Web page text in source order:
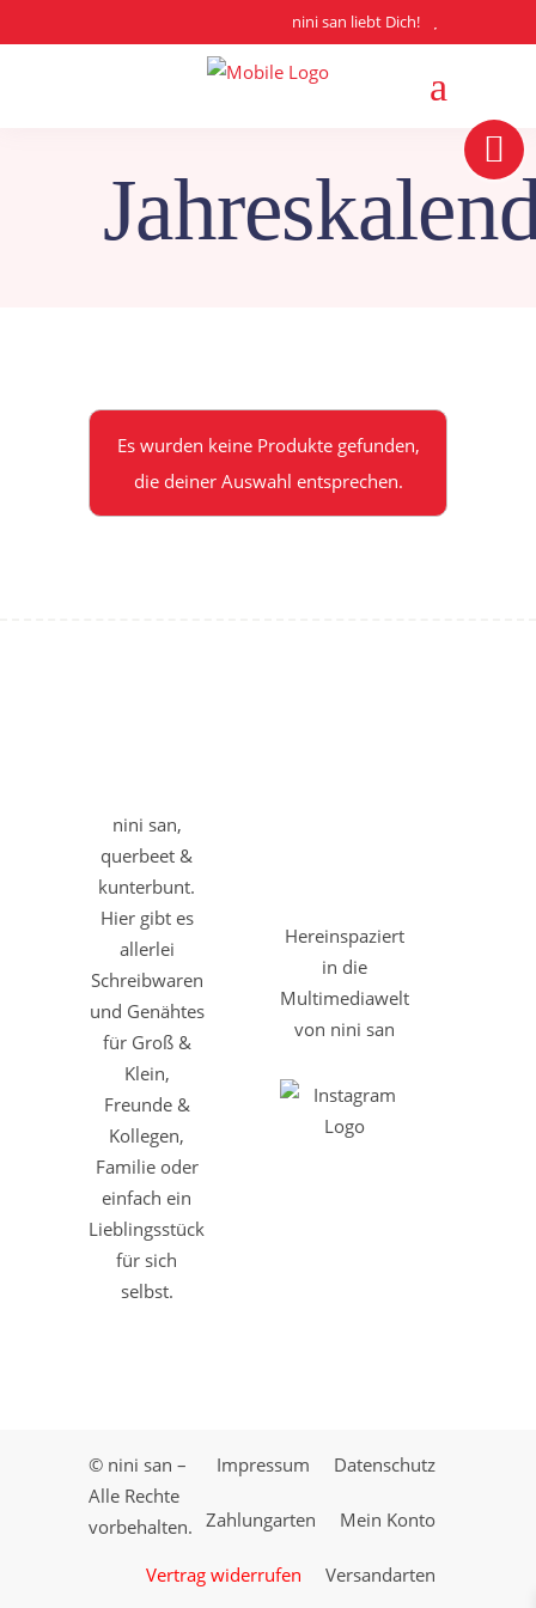
nini san liebt Dich!
Es wurden keine Produkte gefunden,
die deiner Auswahl entsprechen.
nini san,
querbeet &
kunterbunt.
Hier gibt es
allerlei
Schreibwaren
und Genähtes
für Groß &
Klein,
Freunde &
Kollegen,
Familie oder
einfach ein
Lieblingsstück
für sich
selbst.
Hereinspaziert
in die
Multimediawelt
von nini san
Datenschutz
Impressum
Mein Konto
Zahlungarten
Versandarten
Vertrag widerrufen
© nini san –
Alle Rechte
vorbehalten.